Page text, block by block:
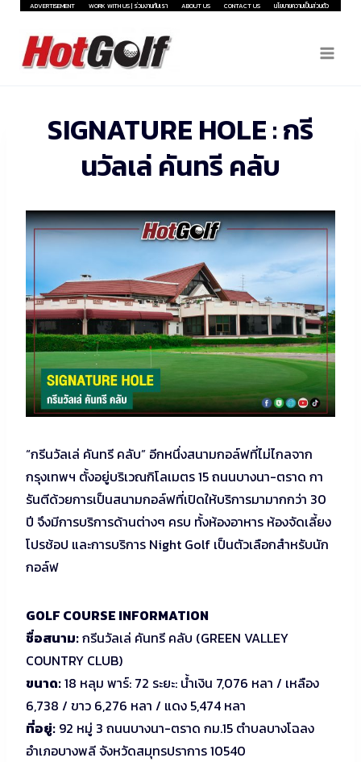
Skip
content
ADVERTISEMENT WORK WITH US | ร่วมงานกับเรา ABOUT US CONTACT US นโยบายความเป็นส่วนตัว
SIGNATURE HOLE : กรี
นวัลเล่ คันทรี คลับ
“กรีนวัลเล่ คันทรี คลับ” อีกหนึ่งสนามกอล์ฟที่ไม่ไกลจาก
กรุงเทพฯ ตั้งอยู่บริเวณกิโลเมตร 15 ถนนบางนา-ตราด กา
รันตีด้วยการเป็นสนามกอล์ฟที่เปิดให้บริการมามากกว่า 30
ปี จึงมีการบริการด้านต่างๆ ครบ ทั้งห้องอาหาร ห้องจัดเลี้ยง
โปรช้อป และการบริการ Night Golf เป็นตัวเลือกสำหรับนัก
กอล์ฟ
GOLF COURSE INFORMATION
ชื่อสนาม:กรีนวัลเล่ คันทรี คลับ (GREEN VALLEY
COUNTRY CLUB)
ขนาด:18 หลุม พาร์: 72 ระยะ: น้ำเงิน 7,076 หลา / เหลือง
6,738 / ขาว 6,276 หลา / แดง 5,474 หลา
ที่อยู่: 92 หมู่ 3 ถนนบางนา-ตราด กม.15 ตำบลบางโฉลง
อำเภอบางพลี จังหวัดสมุทรปราการ 10540